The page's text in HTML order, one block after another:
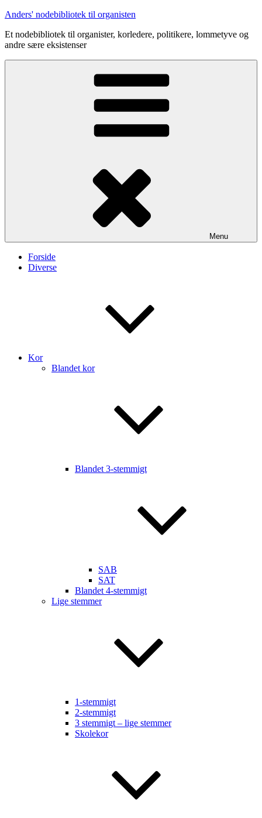
Videre
indhold
Anders' nodebibliotek til organisten
Et nodebibliotek til organister, korledere, politikere, lommetyve og
andre sære eksistenser
Menu
Forside
Diverse
Kor
Blandet kor
Blandet 3-stemmigt
SAB
SAT
Blandet 4-stemmigt
Lige stemmer
1-stemmigt
2-stemmigt
3 stemmigt – lige stemmer
Skolekor